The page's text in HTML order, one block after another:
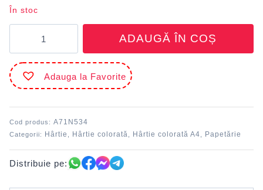
În stoc
colorată
A4
Maro
ciocolată
ADAUGĂ ÎN COȘ
Adauga la Favorite
Cod produs: A71N534
Categorii: Hârtie , Hârtie colorată, Hârtie colorată A4, Papetărie
Distribuie pe: